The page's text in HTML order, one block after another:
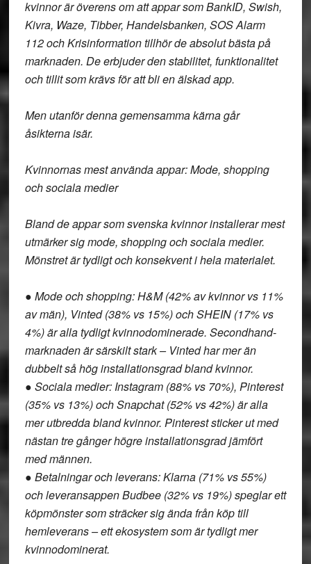
kvinnor är överens om att appar som BankID, Swish,
Kivra, Waze, Tibber, Handelsbanken, SOS Alarm
112 och Krisinformation tillhör de absolut bästa på
marknaden. De erbjuder den stabilitet, funktionalitet
och tillit som krävs för att bli en älskad app.
Men utanför denna gemensamma kärna går
åsikterna isär.
Kvinnornas mest använda appar: Mode, shopping
och sociala medier
Bland de appar som svenska kvinnor installerar mest
utmärker sig mode, shopping och sociala medier.
Mönstret är tydligt och konsekvent i hela materialet.
● Mode och shopping: H&M (42% av kvinnor vs 11%
av män), Vinted (38% vs 15%) och SHEIN (17% vs
4%) är alla tydligt kvinnodominerade. Secondhand-
marknaden är särskilt stark – Vinted har mer än
dubbelt så hög installationsgrad bland kvinnor.
● Sociala medier: Instagram (88% vs 70%), Pinterest
(35% vs 13%) och Snapchat (52% vs 42%) är alla
mer utbredda bland kvinnor. Pinterest sticker ut med
nästan tre gånger högre installationsgrad jämfört
med männen.
● Betalningar och leverans: Klarna (71% vs 55%)
och leveransappen Budbee (32% vs 19%) speglar ett
köpmönster som sträcker sig ända från köp till
hemleverans – ett ekosystem som är tydligt mer
kvinnodominerat.